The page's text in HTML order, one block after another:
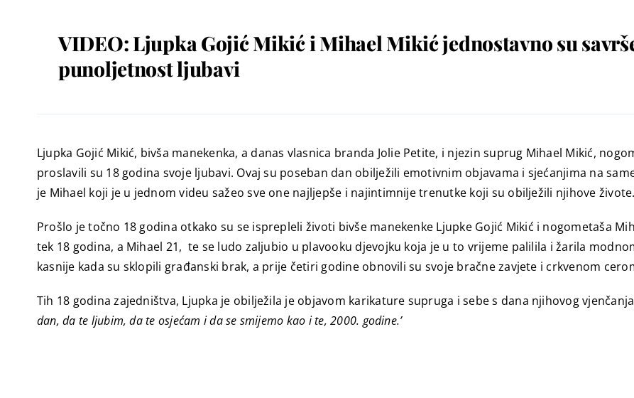
VIDEO: Ljupka Gojić Mikić i Mihael Mikić jednostavno su
punoljetnost ljubavi
Ljupka Gojić Mikić, bivša manekenka, a danas vlasnica branda Jolie Petite, i njezin suprug Mihael Mikić,
proslavili su 18 godina svoje ljubavi. Ovaj su poseban dan obilježili emotivnim objavama i sjećanjima na
je Mihael koji je u jednom videu sažeo sve one najljepše i najintimnije trenutke koji su obilježili njihove
Prošlo je točno 18 godina otkako su se isprepleli životi bivše manekenke Ljupke Gojić Mikić i nogometaša
tek 18 godina, a Mihael 21, te se ludo zaljubio u plavooku djevojku koja je u to vrijeme palilila i žarila
kasnije kada su sklopili građanski brak, a prije četiri godine obnovili su svoje bračne zavjete i crkvenom
Tih 18 godina zajedništva, Ljupka je obilježila je objavom karikature supruga i sebe s dana njihovog
dan, da te ljubim, da te osjećam i da se smijemo kao i te, 2000. godine.’